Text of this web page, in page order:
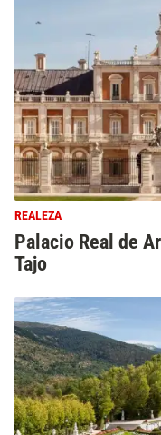
REALEZA
Palacio Real de
Tajo